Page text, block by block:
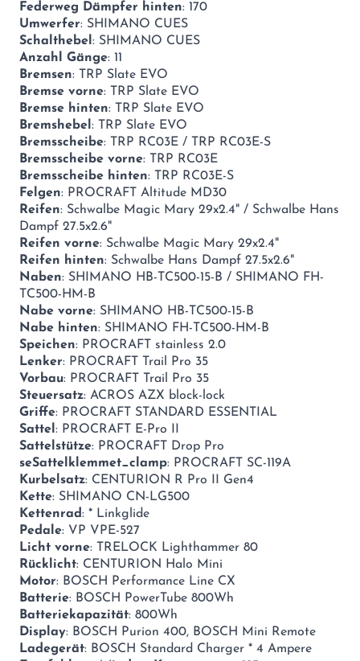
Federweg Dämpfer hinten: 170
Umwerfer: SHIMANO CUES
Schalthebel : SHIMANO CUES
Anzahl Gänge: 11
Bremsen: TRP Slate EVO
Bremse vorne: TRP Slate EVO
Bremse hinten: TRP Slate EVO
Bremshebel : TRP Slate EVO
Bremsscheibe: TRP RC03E / TRP RC03E-S
Bremsscheibe vorne: TRP RC03E
Bremsscheibe hinten: TRP RC03E-S
Felgen: PROCRAFT Altitude MD30
Reifen: Schwalbe Magic Mary 29x2.4" / Schwalbe Hans
Dampf 27.5x2.6"
Reifen vorne: Schwalbe Magic Mary 29x2.4"
Reifen hinten: Schwalbe Hans Dampf 27.5x2.6"
Naben: SHIMANO HB-TC500-15-B / SHIMANO FH-
TC500-HM-B
Nabe vorne: SHIMANO HB-TC500-15-B
Nabe hinten: SHIMANO FH-TC500-HM-B
Speichen: PROCRAFT stainless 2.0
Lenker: PROCRAFT Trail Pro 35
Vorbau: PROCRAFT Trail Pro 35
Steuersatz: ACROS AZX block-lock
Griffe: PROCRAFT STANDARD ESSENTIAL
Sattel : PROCRAFT E-Pro II
Sattelstütze: PROCRAFT Drop Pro
seSattelklemmet_clamp: PROCRAFT SC-119A
Kurbelsatz: CENTURION R Pro II Gen4
Kette: SHIMANO CN-LG500
Kettenrad: * Linkglide
Pedale: VP VPE-527
Licht vorne: TRELOCK Lighthammer 80
Rücklicht: CENTURION Halo Mini
Motor: BOSCH Performance Line CX
Batterie: BOSCH PowerTube 800Wh
Batteriekapazität: 800Wh
Display: BOSCH Purion 400, BOSCH Mini Remote
Ladegerät: BOSCH Standard Charger * 4 Ampere